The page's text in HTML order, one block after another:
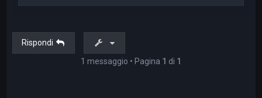
Rispondi
1 messaggio • Pagina 1 di 1